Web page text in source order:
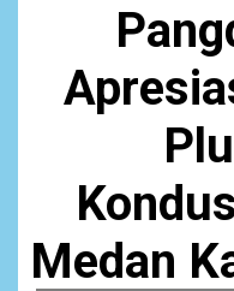
Medan